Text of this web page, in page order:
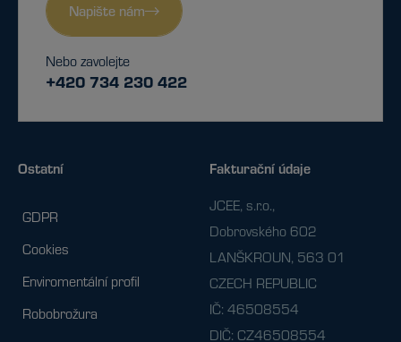
Ostatní
GDPR
Cookies
Enviromentální profil
Robobrožura
Fakturační údaje
JCEE, s.r.o.,
Dobrovského 602
LANŠKROUN, 563 01
CZECH REPUBLIC
IČ: 46508554
DIČ: CZ46508554
Napište nám
Nebo zavolejte
+420 734 230 422